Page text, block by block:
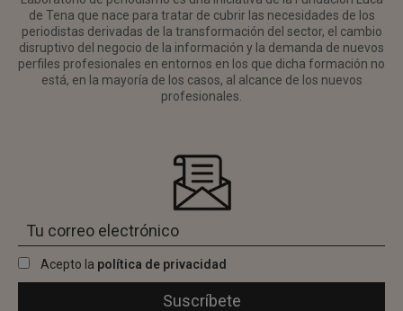
de Tena que nace para tratar de cubrir las necesidades de los
periodistas derivadas de la transformación del sector, el cambio
disruptivo del negocio de la información y la demanda de nuevos
perfiles profesionales en entornos en los que dicha formación no
está, en la mayoría de los casos, al alcance de los nuevos
profesionales.
Acepto la política de privacidad